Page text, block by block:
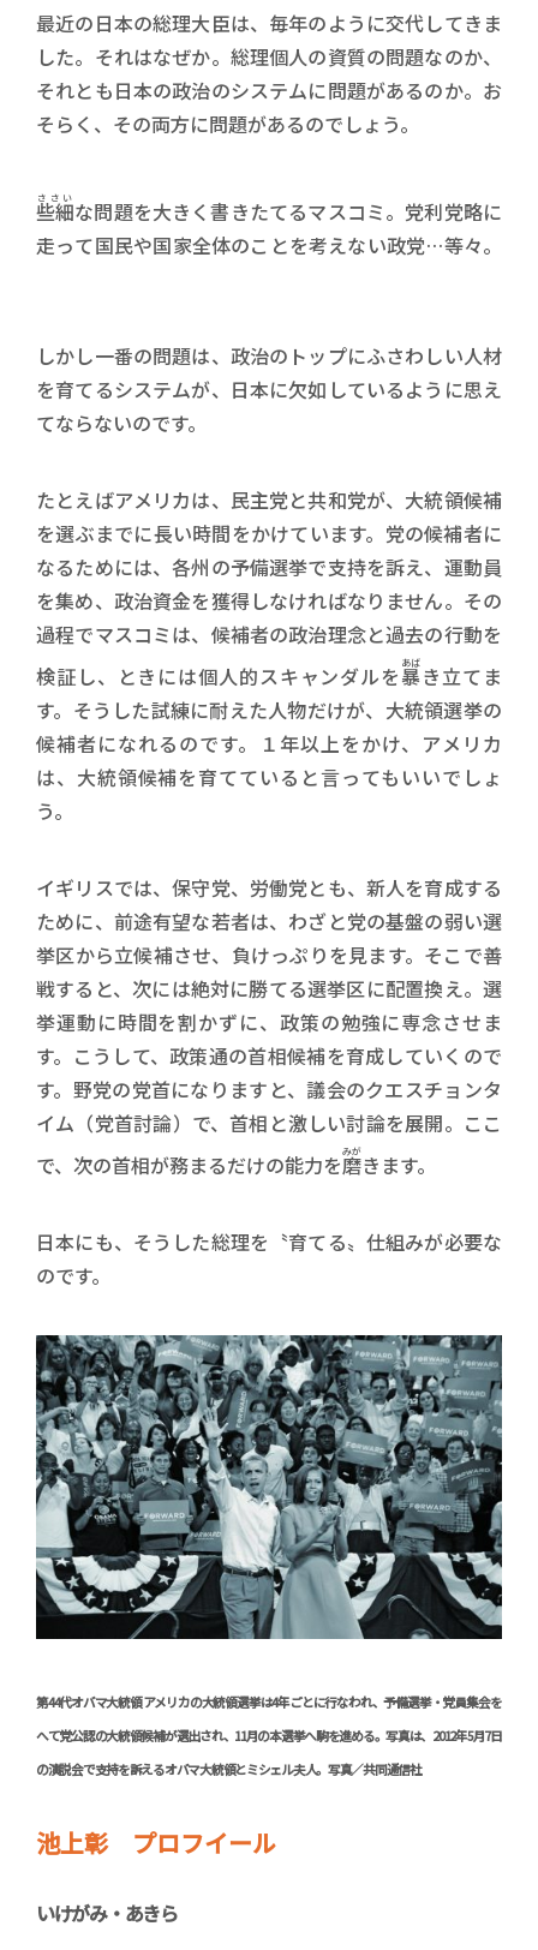
最近の日本の総理大臣は、毎年のように交代してきま
した。それはなぜか。総理個人の資質の問題なのか、
それとも日本の政治のシステムに問題があるのか。お
そらく、その両方に問題があるのでしょう。
些細
ささい な問題を大きく書きたてるマスコミ。党利党略に
走って国民や国家全体のことを考えない政党…等々。
しかし一番の問題は、政治のトップにふさわしい人材
を育てるシステムが、日本に欠如しているように思え
てならないのです。
たとえばアメリカは、民主党と共和党が、大統領候補
を選ぶまでに長い時間をかけています。党の候補者に
なるためには、各州の予備選挙で支持を訴え、運動員
を集め、政治資金を獲得しなければなりません。その
過程でマスコミは、候補者の政治理念と過去の行動を
検証し、ときには個人的スキャンダルを暴
あば き立てま
す。そうした試練に耐えた人物だけが、大統領選挙の
候補者になれるのです。１年以上をかけ、アメリカ
は、大統領候補を育てていると言ってもいいでしょ
う。
イギリスでは、保守党、労働党とも、新人を育成する
ために、前途有望な若者は、わざと党の基盤の弱い選
挙区から立候補させ、負けっぷりを見ます。そこで善
戦すると、次には絶対に勝てる選挙区に配置換え。選
挙運動に時間を割かずに、政策の勉強に専念させま
す。こうして、政策通の首相候補を育成していくので
す。野党の党首になりますと、議会のクエスチョンタ
イム（党首討論）で、首相と激しい討論を展開。ここ
で、次の首相が務まるだけの能力を磨
みが きます。
日本にも、そうした総理を〝育てる〟仕組みが必要な
のです。
第44代オバマ大統領 アメリカの大統領選挙は4年ごとに行なわれ、予備選挙・党員集会を
へて党公認の大統領候補が選出され、11月の本選挙へ駒を進める。写真は、2012年5月7日
の演説会で支持を訴えるオバマ大統領とミシェル夫人。写真／共同通信社
池上彰 プロフイール
いけがみ・あきら